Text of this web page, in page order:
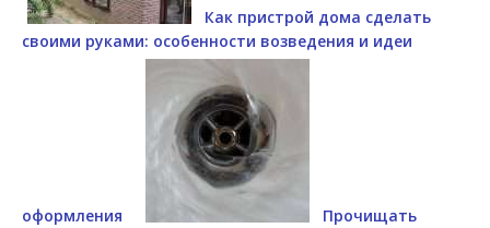
Как пристрой дома сделать
своими руками: особенности возведения и идеи
оформления
Прочищать